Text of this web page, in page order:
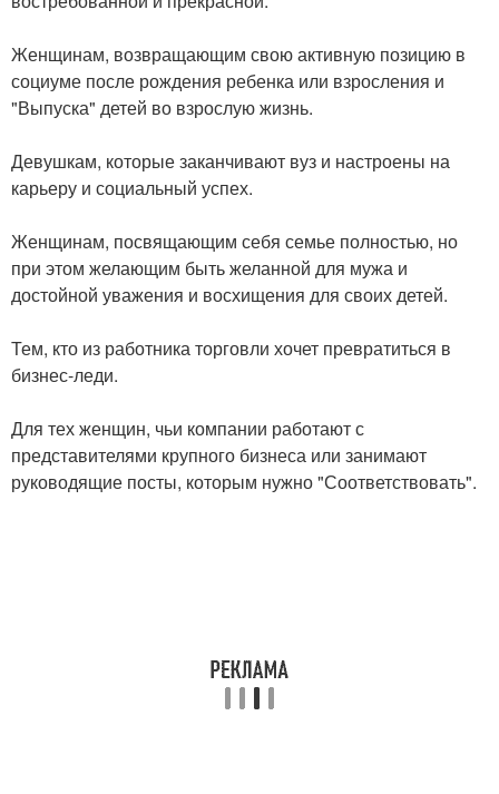
Женщинам, возвращающим свою активную позицию в
социуме после рождения ребенка или взросления и
"Выпуска" детей во взрослую жизнь.
Девушкам, которые заканчивают вуз и настроены на
карьеру и социальный успех.
Женщинам, посвящающим себя семье полностью, но
при этом желающим быть желанной для мужа и
достойной уважения и восхищения для своих детей.
Тем, кто из работника торговли хочет превратиться в
бизнес-леди.
Для тех женщин, чьи компании работают с
представителями крупного бизнеса или занимают
руководящие посты, которым нужно "Соответствовать".